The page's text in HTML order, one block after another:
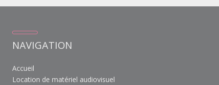
NAVIGATION
Accueil
Location de matériel audiovisuel